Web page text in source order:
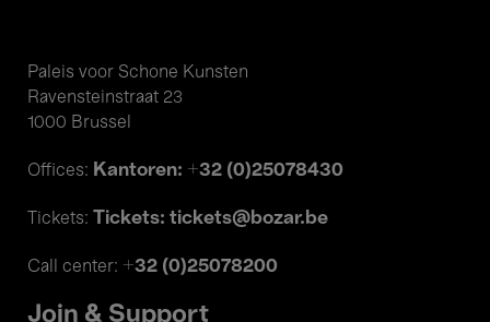
Paleis voor Schone Kunsten
Ravensteinstraat 23
1000 Brussel
Offices: Kantoren: +32 (0)25078430
Tickets: Tickets: tickets@bozar.be
Call center: +32 (0)25078200
Join & Support